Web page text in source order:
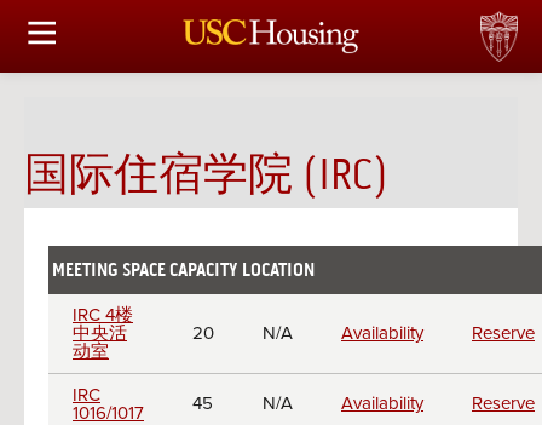
住房选择
财务实事资讯
服务
会议资讯
连接
国际住宿学院 (IRC)
Meeting
rooms
MEETING SPACECAPACITY LOCATION
IRC 4楼
中央活
动室
20 N/A Availability Reserve
IRC
1016/1017
45 N/A Availability Reserve